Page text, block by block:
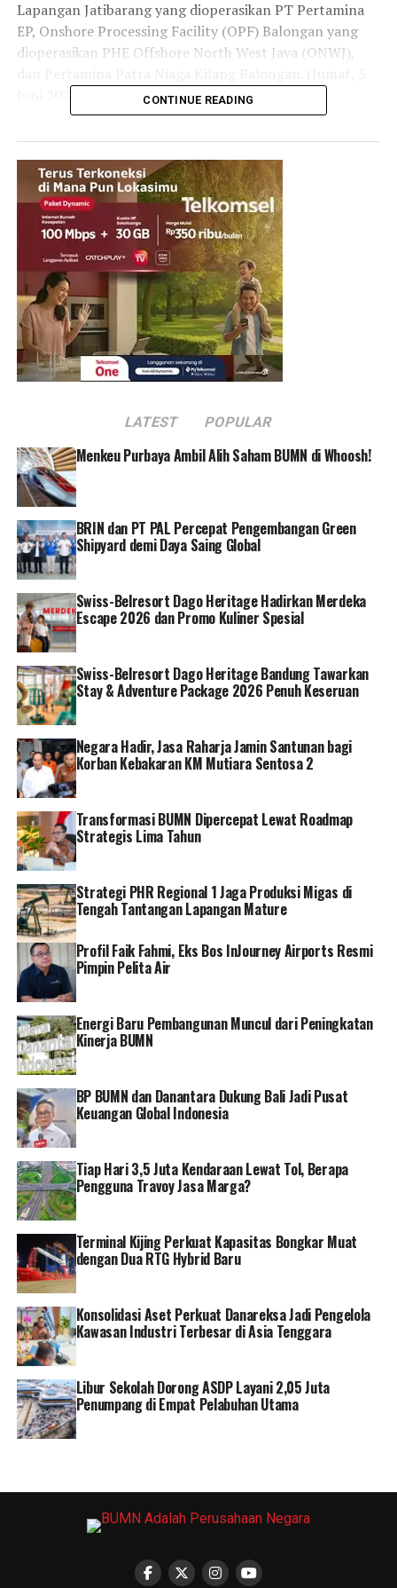
Lapangan Jatibarang yang dioperasikan PT Pertamina
EP, Onshore Processing Facility (OPF) Balongan yang
dioperasikan PHE Offshore North West Java (ONWJ),
harus bergerak dalam semangat One Pertamina agar
berbagai tantangan operasional dapat diselesaikan
secara bersama-sama. “Pertamina adalah satu kesatuan.
Kalau ada masalah, kita selesaikan bersama-sama. Kita
cari solusinya bersama dengan semangat One
Pertamina,” kata Oki.
Ia menilai Pulau Jawa merupakan wilayah dengan
kebutuhan energi terbesar di Indonesia sehingga
diperlukan kolaborasi yang kuat dari sektor hulu hingga
hilir. Sinergi tersebut tidak hanya diperlukan untuk
meningkatkan produksi minyak, tetapi juga memastikan
terjaga. “Klaster Jawa memiliki kebutuhan energi yang
sangat besar. Karena itu, seluruh lini harus bersinergi,
mulai dari hulu hingga hilir, baik dalam memenuhi
kebutuhan minyak maupun gas bumi,” ujarnya.
Kilang Balongan merupakan kilang dengan
kompleksitas paling tinggi yang dimiliki oleh Pertamina.
Kilang dengan kapasitas pengolahan mencapai 150 ribu
barrel per hari ini mampu menghasilkan produk-produk
berkualitas tinggi. Produk BBM yang dihasilkannya
terutama ditujukan untuk memenuhi kebutuhan BBM di
Sementara lapangan Jatibarang adalah bagian dari aset
strategis hulu migas Pertamina EP, salah satu anak
perusahaan PT Pertamina Hulu Energi, dengan wilayah
operasi yang mencakup tiga kabupaten, yakni
Indramayu, Cirebon, dan Majalengka. Pengembangan
satu langkah untuk memperkuat pencapaian ketahanan
energi nasional.
Selanjutnya, OPF Balongan merupakan fasilitas
pemrosesan gas yang berada di Balongan, Kabupaten
Indramayu. Fasilitas yang beroperasi sejak 2014 ini
memroses gas bumi hasil produksi dari lapangan lepas
pantai PHE ONWJ sebelum disalurkan ke konsumen.
Fasilitas ini memiliki kapasitas pemrosesan gas bumi
sampai 40 juta standar kaki kubik per hari (MMSCFD).
Dalam kunjungan tersebut, Oki juga mengingatkan
pentingnya percepatan eksekusi program kerja yang
telah direncanakan perusahaan. Menurut dia, berbagai
target dan strategi telah disusun sehingga seluruh insan
Pertamina perlu fokus pada implementasi dan
penyelesaian pekerjaan secara bertahap.
“Target sudah ada, program kerja sudah ada, strateginya
juga sudah ada. Banyak hal yang bisa kita kerjakan
bersama dan diselesaikan satu per satu,” katanya.
Di tengah ketidakpastian global yang masih
berlangsung, Oki menilai optimalisasi potensi energi
domestik menjadi langkah penting untuk menjaga
ketahanan energi sekaligus mendukung keberlanjutan
bisnis perusahaan.
Ia menegaskan Pertamina memiliki tanggung jawab
untuk terus meningkatkan pemanfaatan sumber daya
“Dalam situasi yang tidak menentu seperti saat ini, kita
harus memaksimalkan seluruh potensi yang ada di dalam
tanggung jawab untuk menjaga Pertamina sekaligus
CONTINUE READING
LATEST POPULAR
Menkeu Purbaya Ambil Alih Saham BUMN di Whoosh!
BRIN dan PT PAL Percepat Pengembangan Green
Shipyard demi Daya Saing Global
Swiss-Belresort Dago Heritage Hadirkan Merdeka
Escape 2026 dan Promo Kuliner Spesial
Swiss-Belresort Dago Heritage Bandung Tawarkan
Stay & Adventure Package 2026 Penuh Keseruan
Negara Hadir, Jasa Raharja Jamin Santunan bagi
Korban Kebakaran KM Mutiara Sentosa 2
Transformasi BUMN Dipercepat Lewat Roadmap
Strategis Lima Tahun
Strategi PHR Regional 1 Jaga Produksi Migas di
Tengah Tantangan Lapangan Mature
Profil Faik Fahmi, Eks Bos InJourney Airports Resmi
Pimpin Pelita Air
Energi Baru Pembangunan Muncul dari Peningkatan
Kinerja BUMN
BP BUMN dan Danantara Dukung Bali Jadi Pusat
Keuangan Global Indonesia
Tiap Hari 3,5 Juta Kendaraan Lewat Tol, Berapa
Pengguna Travoy Jasa Marga?
Terminal Kijing Perkuat Kapasitas Bongkar Muat
dengan Dua RTG Hybrid Baru
Konsolidasi Aset Perkuat Danareksa Jadi Pengelola
Kawasan Industri Terbesar di Asia Tenggara
Libur Sekolah Dorong ASDP Layani 2,05 Juta
Penumpang di Empat Pelabuhan Utama